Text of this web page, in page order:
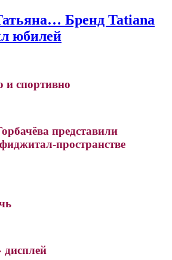
Бренд Tatiana
юбилей
и спортивно
представили
пространстве